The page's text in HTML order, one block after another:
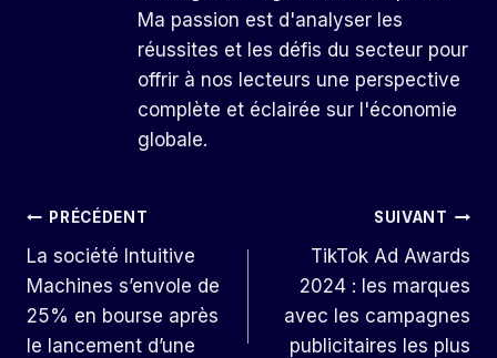
Ma passion est d'analyser les
réussites et les défis du secteur pour
offrir à nos lecteurs une perspective
complète et éclairée sur l'économie
globale.
Navigation
De
L’article
PRÉCÉDENT
La société Intuitive
Machines s’envole de
25% en bourse après
le lancement d’une
SUIVANT
TikTok Ad Awards
2024 : les marques
avec les campagnes
publicitaires les plus